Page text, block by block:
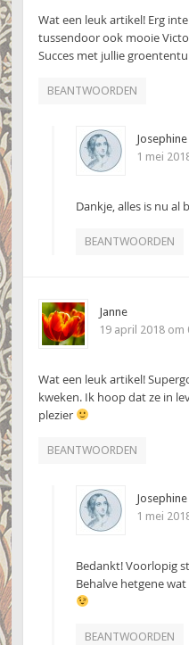
Wat een leuk artikel! Erg
tussendoor ook mooie
Succes met jullie
BEANTWOORDEN
Josephine
1 mei
Dankje, alles is nu al
BEANTWOORDEN
Janne
19 april 2018 om
Wat een leuk artikel!
kweken. Ik hoop dat ze in
plezier
BEANTWOORDEN
Josephine
1 mei
Bedankt! Voorlopig
Behalve hetgene
BEANTWOORDEN